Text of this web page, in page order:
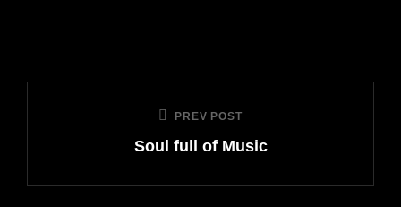
PREV POST
Soul full of Music